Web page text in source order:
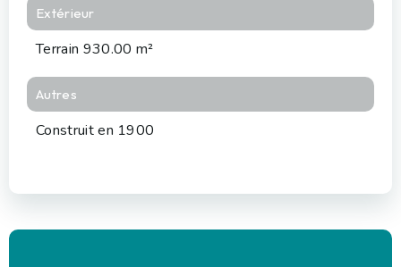
Extérieur
Terrain 930.00 m²
Autres
Construit en 1900